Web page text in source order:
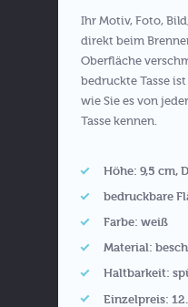
Ihr Motiv, Foto,
direkt beim
Oberfläche
bedruckte Tasse
wie Sie es von
Tasse kennen.
Höhe: 9,5 cm,
bedruckbare
Farbe: weiß
Material:
Haltbarkeit:
Einzelpreis: